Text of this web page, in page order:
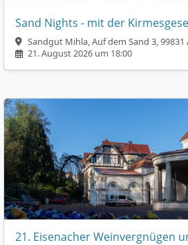
Sand Nights - mit der
Sandgut Mihla, Auf dem Sand 3,
21. August 2026 um 18:00
21. Eisenacher Weinvergnügen